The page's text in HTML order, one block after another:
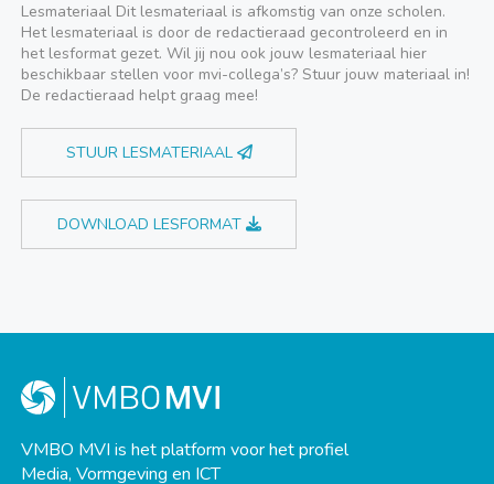
Lesmateriaal Dit lesmateriaal is afkomstig van onze scholen.
Het lesmateriaal is door de redactieraad gecontroleerd en in
het lesformat gezet. Wil jij nou ook jouw lesmateriaal hier
beschikbaar stellen voor mvi-collega’s? Stuur jouw materiaal in!
De redactieraad helpt graag mee!
STUUR LESMATERIAAL
DOWNLOAD LESFORMAT
VMBO MVI is het platform voor het profiel
Media, Vormgeving en ICT